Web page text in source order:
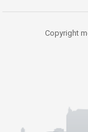
Copyright